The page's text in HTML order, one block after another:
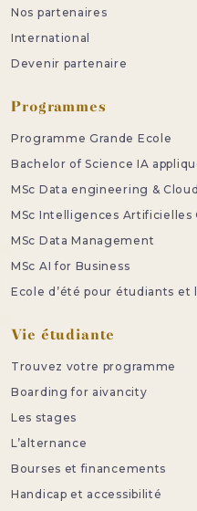
Nos partenaires
International
Devenir partenaire
Programmes
Programme Grande Ecole
Bachelor of Science IA
MSc Data engineering &
MSc Intelligences
MSc Data Management
MSc AI for Business
Ecole d’été pour étudiants et
Vie étudiante
Trouvez votre programme
Boarding for aivancity
Les stages
L’alternance
Bourses et financements
Handicap et accessibilité